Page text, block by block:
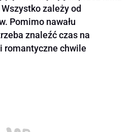
zależy od
Pomimo nawału
znaleźć czas na
i romantyczne chwile